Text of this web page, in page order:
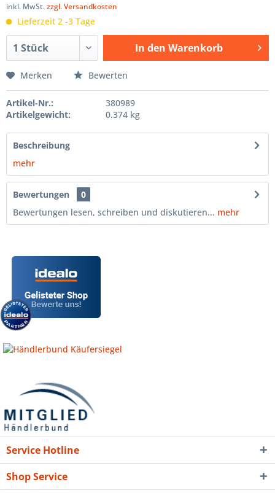
inkl. MwSt.zzgl. Versandkosten
Lieferzeit 2 -3 Tage
In den Warenkorb
Merken Bewerten
Artikel-Nr.:
380989
Artikelgewicht:
0.374 kg
Beschreibung
mehr
Bewertungen
0
Bewertungen lesen, schreiben und diskutieren... mehr
Service Hotline
Shop Service